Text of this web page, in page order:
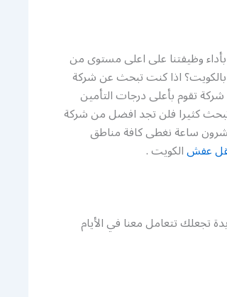
وظيفتنا على اعلى مستوى من
اذا كنت تبحث عن شركة
تقوم بأعلى درجات التأمين
تبحث كثيرا فلن تجد افضل من شركة
ساعة نغطى كافة مناطق
عفشالكويت .
تجعلك تتعامل معنا في الأيام